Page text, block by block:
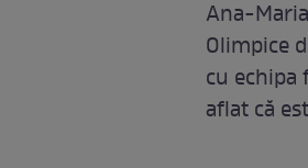
Ana-
Olimpice
cu echipa
aflat că